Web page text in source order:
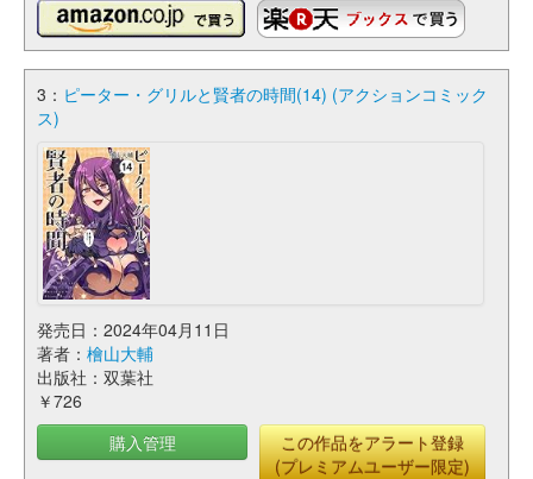
3： ピーター・グリルと賢者の時間(14) (アクションコミック
ス)
発売日：2024年04月11日
著者： 檜山大輔
出版社：双葉社
￥726
購入管理
この作品をアラート登録
(プレミアムユーザー限定)